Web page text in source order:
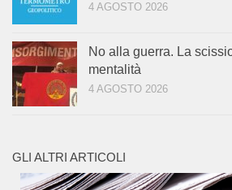
4 AGOSTO 2026
No alla guerra. La
mentalità
4 AGOSTO 2026
GLI ALTRI ARTICOLI